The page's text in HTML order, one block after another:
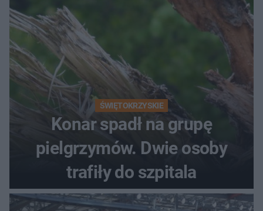
ŚWIĘTOKRZYSKIE
Konar spadł na grupę
pielgrzymów. Dwie osoby
trafiły do szpitala